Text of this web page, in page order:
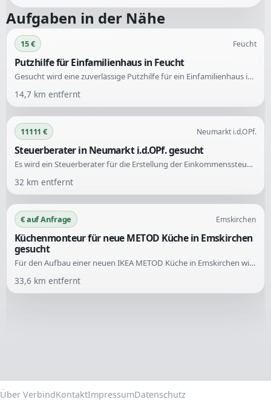
Aufgaben in der Nähe
15 € Feucht
Putzhilfe für Einfamilienhaus in Feucht
Gesucht wird eine zuverlässige Putzhilfe für ein Einfamilienhaus in Feucht. Die Unterstützung wird alle 14 Tage für 3 Stunden am Donnerstag benötigt.
14,7 km entfernt
11111 € Neumarkt i.d.OPf.
Steuerberater in Neumarkt i.d.OPf. gesucht
Es wird ein Steuerberater für die Erstellung der Einkommenssteuererklärung sowie der Gewinn- und Verlustrechnung eines Nebengewerbes gesucht. Der Antragsteller lebt in Neumarkt i.d.OPf.
32 km entfernt
€ auf Anfrage Emskirchen
Küchenmonteur für neue METOD Küche in Emskirchen
gesucht
Für den Aufbau einer neuen IKEA METOD Küche in Emskirchen wird ein zuverlässiger Küchenmonteur gesucht. Die Küche ist bereits vollständig geliefert und die Wohnung ist leer sowie bereit für den Aufbau. Die Montage soll voraussichtlich Mitte/Ende nächster Woche erfolgen.
33,6 km entfernt
Über VerbindKontaktImpressumDatenschutz